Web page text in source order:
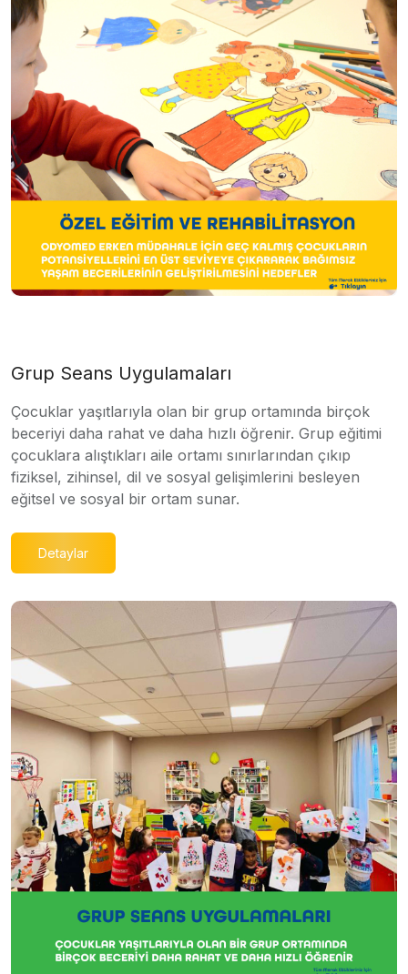
Grup Seans Uygulamaları
Çocuklar yaşıtlarıyla olan bir grup ortamında birçok
beceriyi daha rahat ve daha hızlı öğrenir. Grup eğitimi
çocuklara alıştıkları aile ortamı sınırlarından çıkıp
fiziksel, zihinsel, dil ve sosyal gelişimlerini besleyen
eğitsel ve sosyal bir ortam sunar.
Detaylar